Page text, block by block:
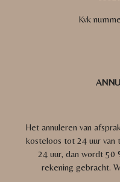
Kvk
Het annuleren van
kosteloos tot 24 uur van
24 uur, dan wordt 50
rekening gebracht.